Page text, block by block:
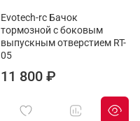
Evotech-rc Бачок
тормозной с боковым
выпускным отверстием RT-
05
11 800 ₽